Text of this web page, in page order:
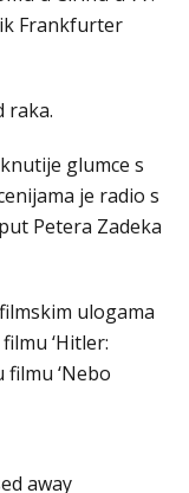
Frankfurter
raka.
glumce s
je radio s
Petera Zadeka
ulogama
‘Hitler:
filmu ‘Nebo
away